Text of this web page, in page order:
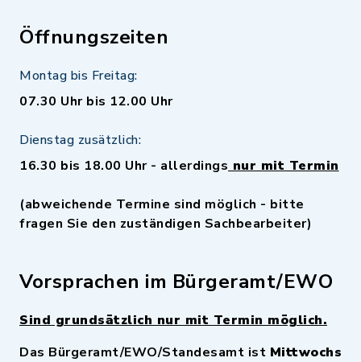
Öffnungszeiten
Montag bis Freitag:
07.30 Uhr bis 12.00 Uhr
Dienstag zusätzlich:
16.30 bis 18.00 Uhr - allerdings nur mit Termin
(abweichende Termine sind möglich - bitte
fragen Sie den zuständigen Sachbearbeiter)
Vorsprachen im Bürgeramt/EWO
Sind grundsätzlich nur mit Termin möglich.
Das Bürgeramt/EWO/Standesamt ist Mittwochs